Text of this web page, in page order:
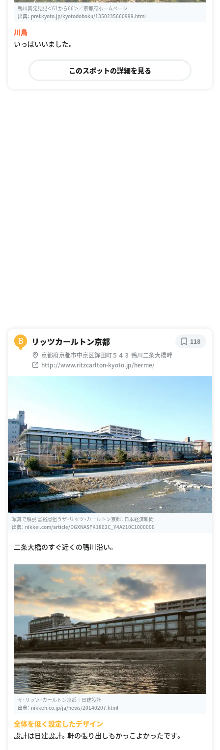
鴨川真発見記＜61から66＞／京都府ホームページ
出典： pref.kyoto.jp/kyotodoboku/1350235660999.html
川鳥
いっぱいいました。
このスポットの詳細を見る
B リッツカールトン京都
京都府京都市中京区鉾田町５４３ 鴨川二条大橋畔
http://www.ritzcarlton-kyoto.jp/herme/
118
写真で解説 富裕層狙うザ・リッツ・カールトン京都 ：日本経済新聞
出典： nikkei.com/article/DGXNASFK1802C_Y4A210C1000000
二条大橋のすぐ近くの鴨川沿い。
ザ・リッツ・カールトン京都｜日建設計
出典： nikken.co.jp/ja/news/20140207.html
全体を低く設定したデザイン
設計は日建設計。軒の張り出しもかっこよかったです。